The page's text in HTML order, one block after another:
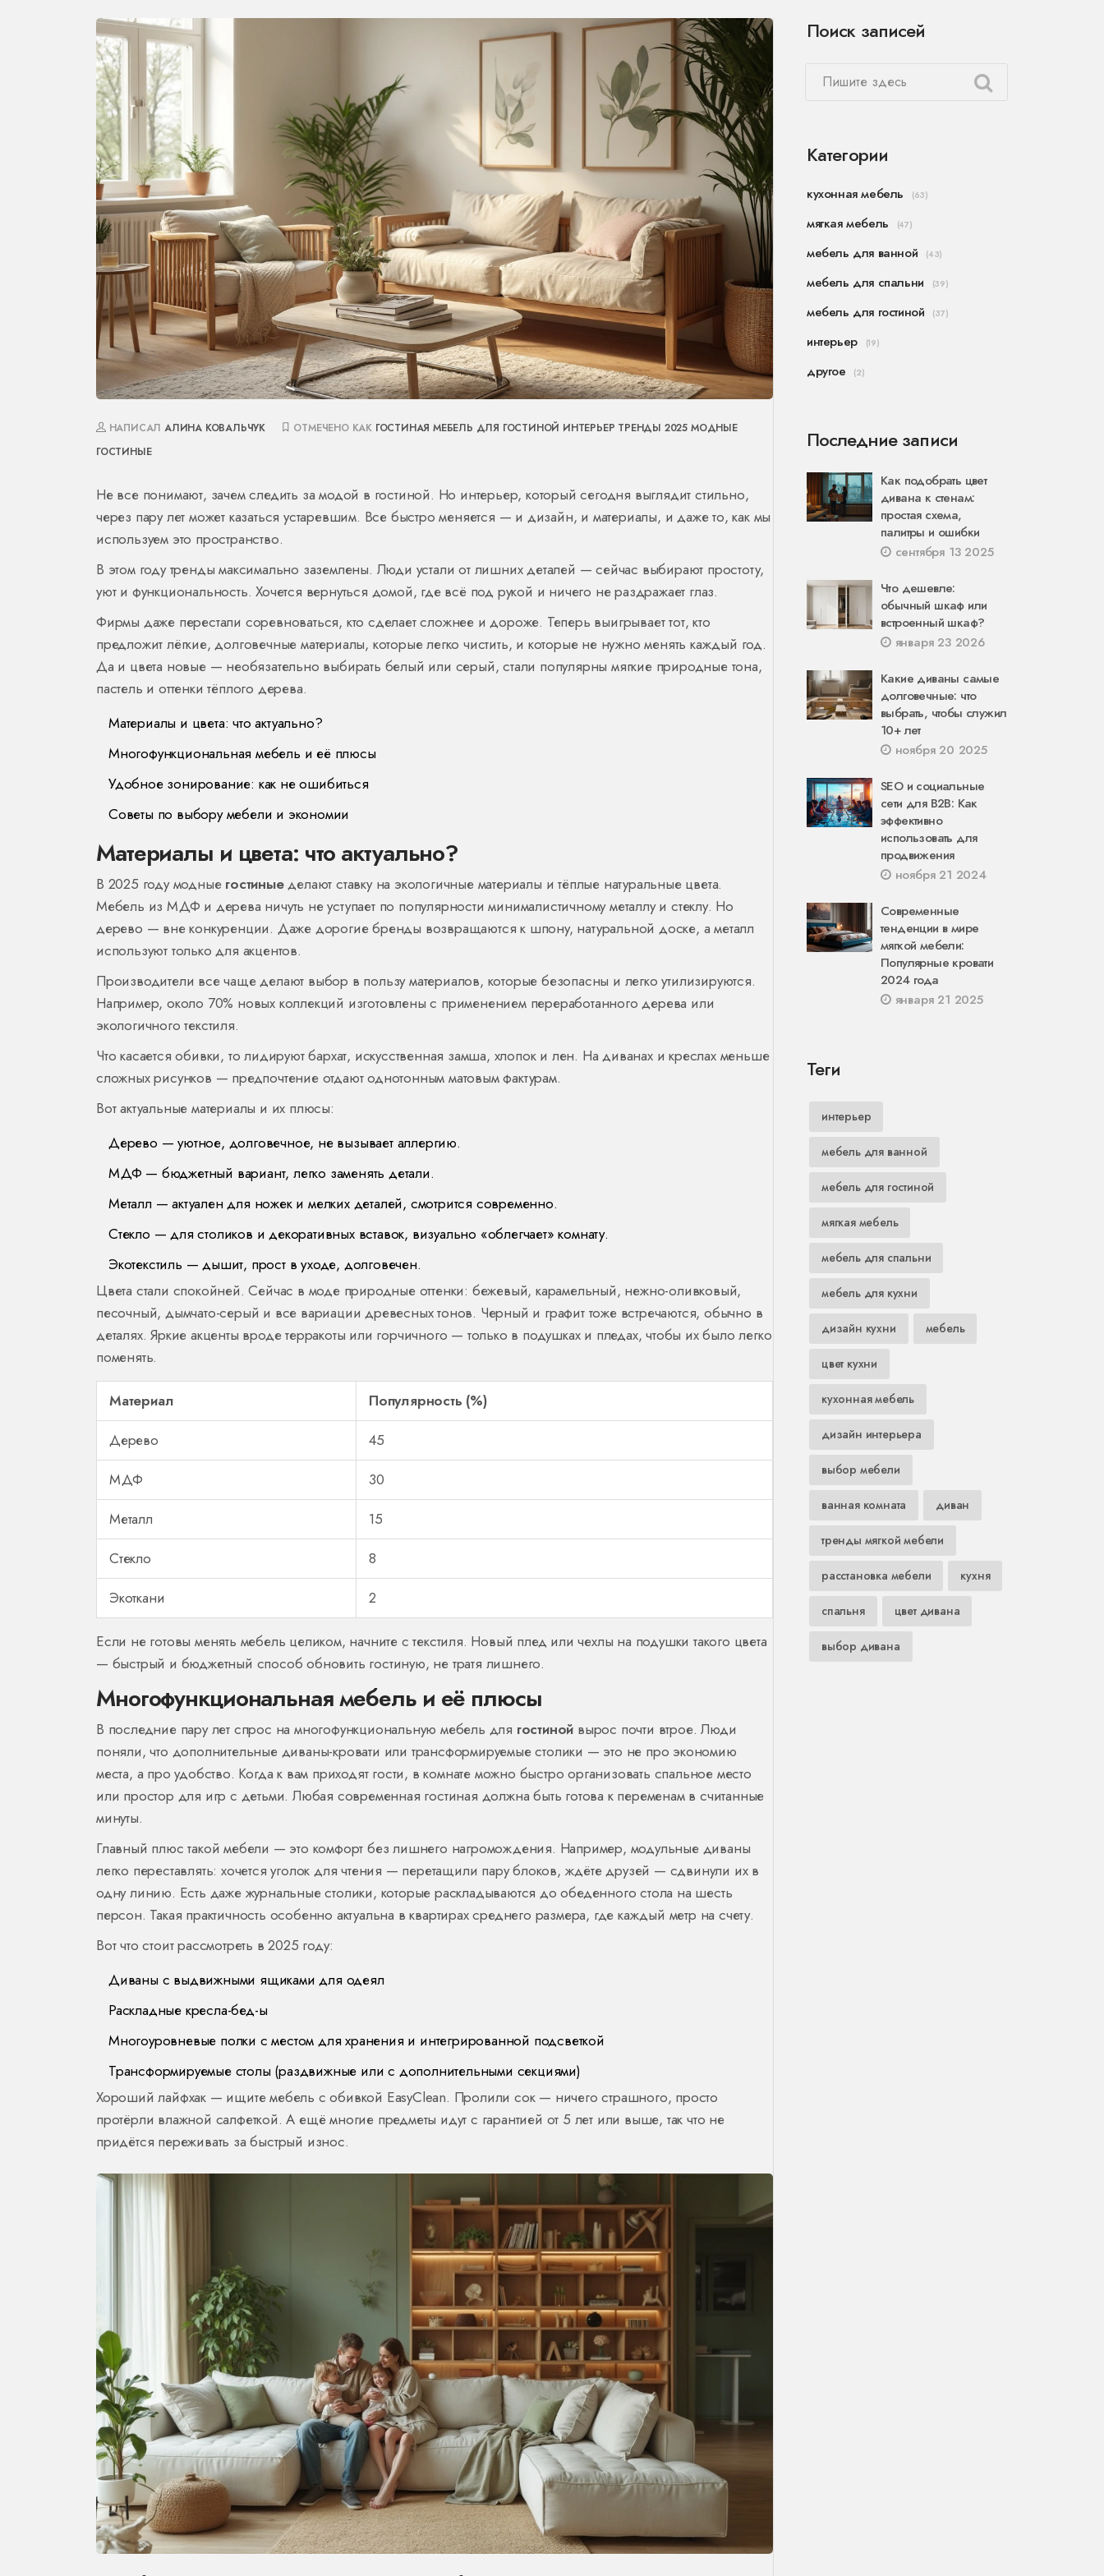
НАПИСАЛАЛИНА КОВАЛЬЧУК ОТМЕЧЕНО КАК ГОСТИНАЯ МЕБЕЛЬ ДЛЯ ГОСТИНОЙ ИНТЕРЬЕР ТРЕНДЫ 2025 МОДНЫЕ
ГОСТИНЫЕ
Не все понимают, зачем следить за модой в гостиной. Но интерьер, который сегодня выглядит стильно,
через пару лет может казаться устаревшим. Все быстро меняется — и дизайн, и материалы, и даже то, как мы
используем это пространство.
В этом году тренды максимально заземлены. Люди устали от лишних деталей — сейчас выбирают простоту,
уют и функциональность. Хочется вернуться домой, где всё под рукой и ничего не раздражает глаз.
Фирмы даже перестали соревноваться, кто сделает сложнее и дороже. Теперь выигрывает тот, кто
предложит лёгкие, долговечные материалы, которые легко чистить, и которые не нужно менять каждый год.
Да и цвета новые — необязательно выбирать белый или серый, стали популярны мягкие природные тона,
пастель и оттенки тёплого дерева.
Материалы и цвета: что актуально?
Многофункциональная мебель и её плюсы
Удобное зонирование: как не ошибиться
Советы по выбору мебели и экономии
Материалы и цвета: что актуально?
В 2025 году модные гостиныеделают ставку на экологичные материалы и тёплые натуральные цвета.
Мебель из МДФ и дерева ничуть не уступает по популярности минималистичному металлу и стеклу. Но
дерево — вне конкуренции. Даже дорогие бренды возвращаются к шпонy, натуральной доске, а металл
используют только для акцентов.
Производители все чаще делают выбор в пользу материалов, которые безопасны и легко утилизируются.
Например, около 70% новых коллекций изготовлены с применением переработанного дерева или
экологичного текстиля.
Что касается обивки, то лидируют бархат, искусственная замша, хлопок и лен. На диванах и креслах меньше
сложных рисунков — предпочтение отдают однотонным матовым фактурам.
Вот актуальные материалы и их плюсы:
Дерево — уютное, долговечное, не вызывает аллергию.
МДФ — бюджетный вариант, легко заменять детали.
Металл — актуален для ножек и мелких деталей, смотрится современно.
Стекло — для столиков и декоративных вставок, визуально «облегчает» комнату.
Экотекстиль — дышит, прост в уходе, долговечен.
Цвета стали спокойней. Сейчас в моде природные оттенки: бежевый, карамельный, нежно-оливковый,
песочный, дымчато-серый и все вариации древесных тонов. Черный и графит тоже встречаются, обычно в
деталях. Яркие акценты вроде терракоты или горчичного — только в подушках и пледах, чтобы их было легко
поменять.
Материал
Популярность (%)
Дерево
45
МДФ
30
Металл
15
Стекло
8
Экоткани
2
Если не готовы менять мебель целиком, начните с текстиля. Новый плед или чехлы на подушки такого цвета
— быстрый и бюджетный способ обновить гостиную, не тратя лишнего.
Многофункциональная мебель и её плюсы
В последние пару лет спрос на многофункциональную мебель для гостиной вырос почти втрое. Люди
поняли, что дополнительные диваны-кровати или трансформируемые столики — это не про экономию
места, а про удобство. Когда к вам приходят гости, в комнате можно быстро организовать спальное место
или простор для игр с детьми. Любая современная гостиная должна быть готова к переменам в считанные
минуты.
Главный плюс такой мебели — это комфорт без лишнего нагромождения. Например, модульные диваны
легко переставлять: хочется уголок для чтения — перетащили пару блоков, ждёте друзей — сдвинули их в
одну линию. Есть даже журнальные столики, которые раскладываются до обеденного стола на шесть
персон. Такая практичность особенно актуальна в квартирах среднего размера, где каждый метр на счету.
Вот что стоит рассмотреть в 2025 году:
Диваны с выдвижными ящиками для одеял
Раскладные кресла-бед-ы
Многоуровневые полки с местом для хранения и интегрированной подсветкой
Трансформируемые столы (раздвижные или с дополнительными секциями)
Хороший лайфхак — ищите мебель с обивкой EasyClean. Пролили сок — ничего страшного, просто
протёрли влажной салфеткой. А ещё многие предметы идут с гарантией от 5 лет или выше, так что не
придётся переживать за быстрый износ.
Поиск записей
Категории
кухонная мебель (63)
мягкая мебель (47)
мебель для ванной (43)
мебель для спальни (39)
мебель для гостиной (37)
интерьер (19)
другое (2)
Последние записи
Как подобрать цвет
дивана к стенам:
простая схема,
палитры и ошибки
сентября 13 2025
Что дешевле:
обычный шкаф или
встроенный шкаф?
января 23 2026
Какие диваны самые
долговечные: что
выбрать, чтобы служил
10+ лет
ноября 20 2025
SEO и социальные
сети для B2B: Как
эффективно
использовать для
продвижения
ноября 21 2024
Современные
тенденции в мире
мягкой мебели:
Популярные кровати
2024 года
января 21 2025
Теги
интерьер
мебель для ванной
мебель для гостиной
мягкая мебель
мебель для спальни
мебель для кухни
дизайн кухни мебель
цвет кухни
кухонная мебель
дизайн интерьера
выбор мебели
ванная комната диван
тренды мягкой мебели
расстановка мебели кухня
спальня цвет дивана
выбор дивана